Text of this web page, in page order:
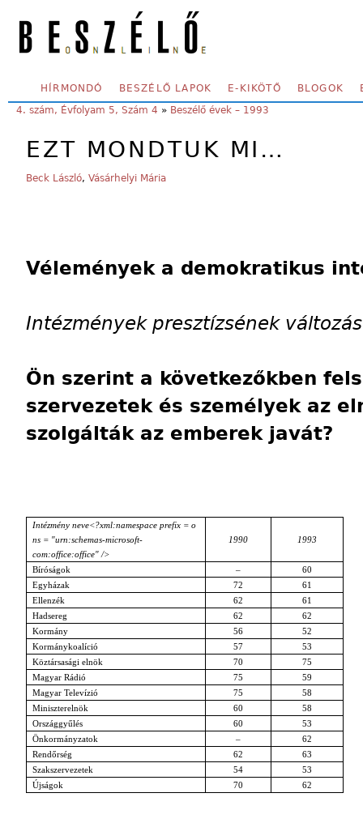
SECONDARY MENU
HÍRMONDÓ BESZÉLŐ LAPOK E-KIKÖTŐ BLOGOK
YOU ARE HERE:
4. szám, Évfolyam 5, Szám 4 » Beszélő évek – 1993
EZT MONDTUK MI…
Beck László, Vásárhelyi Mária
Vélemények a demokratikus
Intézmények presztízsének
Ön szerint a következőkben
szervezetek és személyek az
szolgálták az emberek javát?
Intézmény neve<?xml:namespace prefix = o
ns = "urn:schemas-microsoft-
com:office:office" />
1990 1993
Bíróságok –
60
Egyházak
72
61
Ellenzék
62
61
Hadsereg
62
62
Kormány
56
52
Kormánykoalíció
57
53
Köztársasági elnök
70
75
Magyar Rádió
75
59
Magyar Televízió
75
58
Miniszterelnök
60
58
Országgyűlés
60
53
Önkormányzatok
–
62
Rendőrség
62
63
Szakszervezetek
54
53
Újságok
70 62